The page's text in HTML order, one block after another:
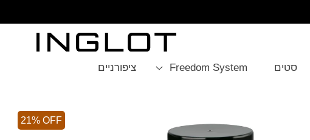
סטים Freedom System ציפורניים
21% OFF